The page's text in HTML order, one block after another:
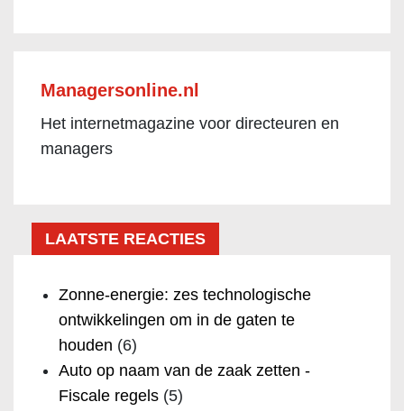
Managersonline.nl
Het internetmagazine voor directeuren en
managers
LAATSTE REACTIES
Zonne-energie: zes technologische
ontwikkelingen om in de gaten te
houden (6)
Auto op naam van de zaak zetten -
Fiscale regels (5)